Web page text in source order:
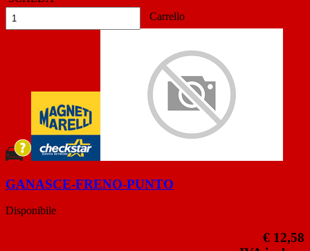
Carrello
GANASCE-FRENO-PUNTO
Disponibile
€ 12,58